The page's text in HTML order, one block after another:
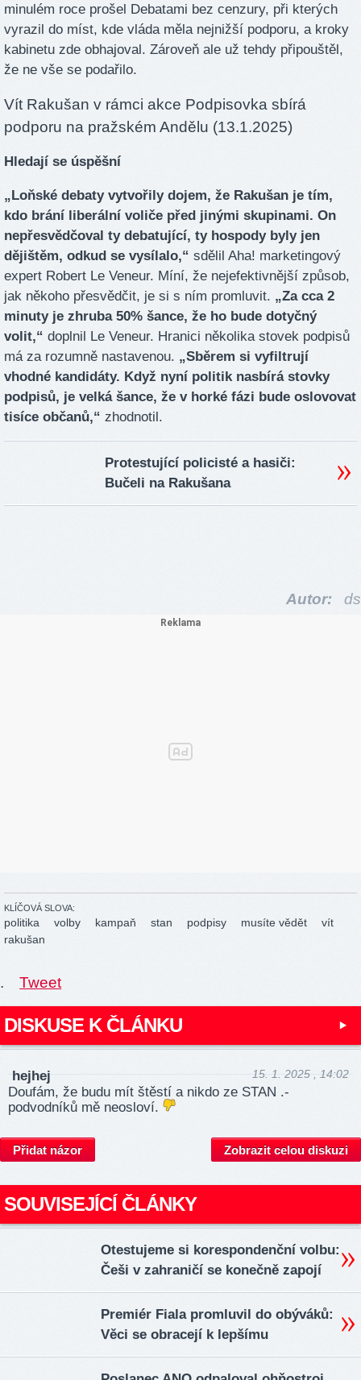
minulém roce prošel Debatami bez cenzury, při kterých
vyrazil do míst, kde vláda měla nejnižší podporu, a kroky
kabinetu zde obhajoval. Zároveň ale už tehdy připouštěl,
že ne vše se podařilo.
Vít Rakušan v rámci akce Podpisovka sbírá
podporu na pražském Andělu (13.1.2025)
Hledají se úspěšní
„Loňské debaty vytvořily dojem, že Rakušan je tím,
kdo brání liberální voliče před jinými skupinami. On
nepřesvědčoval ty debatující, ty hospody byly jen
dějištěm, odkud se vysílalo,“ sdělil Aha! marketingový
expert Robert Le Veneur. Míní, že nejefektivnější způsob,
jak někoho přesvědčit, je si s ním promluvit. „Za cca 2
minuty je zhruba 50% šance, že ho bude dotyčný
volit,“ doplnil Le Veneur. Hranici několika stovek podpisů
má za rozumně nastavenou. „Sběrem si vyfiltrují
vhodné kandidáty. Když nyní politik nasbírá stovky
podpisů, je velká šance, že v horké fázi bude oslovovat
tisíce občanů,“ zhodnotil.
Protestující policisté a hasiči:
Bučeli na Rakušana
Autor: ds
KLÍČOVÁ SLOVA:
politika volby kampaň stan podpisy musíte vědět
vít
rakušan
. Tweet
DISKUSE K ČLÁNKU
hejhej 15. 1. 2025 , 14:02
Doufám, že budu mít štěstí a nikdo ze STAN .-
podvodníků mě neosloví.
Přidat názor Zobrazit celou diskuzi
SOUVISEJÍCÍ ČLÁNKY
Otestujeme si korespondenční volbu:
Češi v zahraničí se konečně zapojí
Premiér Fiala promluvil do obýváků:
Věci se obracejí k lepšímu